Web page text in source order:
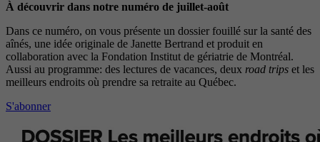
À découvrir dans notre numéro de juillet-août
Dans ce numéro, on vous présente un dossier fouillé sur la santé des
aînés, une idée originale de Janette Bertrand et produit en
collaboration avec la Fondation Institut de gériatrie de Montréal.
Aussi au programme: des lectures de vacances, deux road trips et les
meilleurs endroits où prendre sa retraite au Québec.
S'abonner